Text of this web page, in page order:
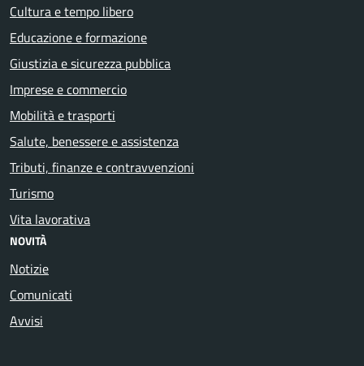
Cultura e tempo libero
Educazione e formazione
Giustizia e sicurezza pubblica
Imprese e commercio
Mobilità e trasporti
Salute, benessere e assistenza
Tributi, finanze e contravvenzioni
Turismo
Vita lavorativa
NOVITÀ
Notizie
Comunicati
Avvisi